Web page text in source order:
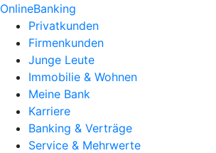
OnlineBanking
Privatkunden
Firmenkunden
Junge Leute
Immobilie & Wohnen
Meine Bank
Karriere
Banking & Verträge
Service & Mehrwerte